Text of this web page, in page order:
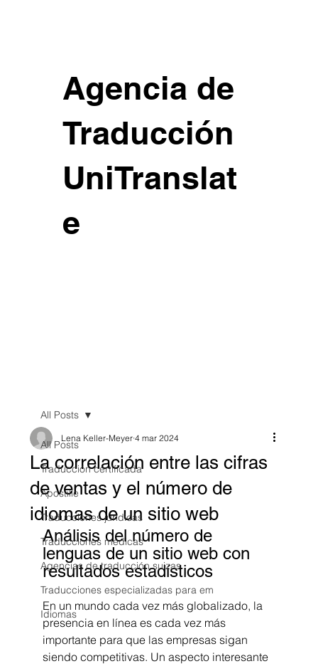
Agencia de
Traducción
UniTranslat
e
All Posts
Traducción certificada
Apostille
Traducciones jurídicas
Traducciones médicas
Agencias de traducción suizas
Traducciones especializadas para em
Idiomas
All Posts
La correlación entre las cifras
de ventas y el número de
idiomas de un sitio web
Lena Keller-Meyer 4 mar 2024
Análisis del número de
lenguas de un sitio web con
resultados estadísticos
En un mundo cada vez más globalizado, la
presencia en línea es cada vez más
importante para que las empresas sigan
siendo competitivas. Un aspecto interesante